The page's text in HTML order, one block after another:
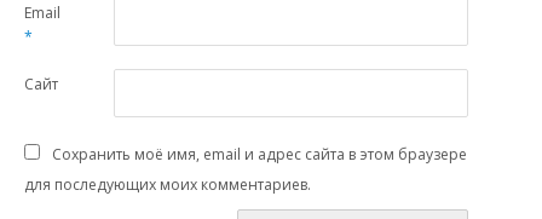
Email
*
Сайт
Сохранить моё имя, email и адрес сайта в этом браузере
для последующих моих комментариев.